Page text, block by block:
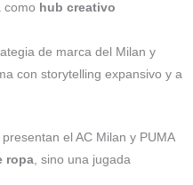
como hub creativo
de marca del Milan y
con storytelling expansivo y a
el AC Milan y PUMA
ropa , sino una jugada